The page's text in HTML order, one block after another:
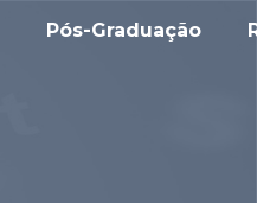
Pós-Graduação